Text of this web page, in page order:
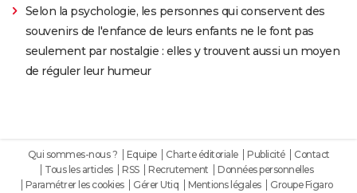
Selon la psychologie, les personnes qui conservent des
souvenirs de l'enfance de leurs enfants ne le font pas
seulement par nostalgie : elles y trouvent aussi un moyen
de réguler leur humeur
Qui sommes-nous ? Equipe Charte éditoriale Publicité
Contact
Tous les articles
RSS Recrutement
Données personnelles
Paramétrer les cookies
Gérer Utiq Mentions légales Groupe Figaro